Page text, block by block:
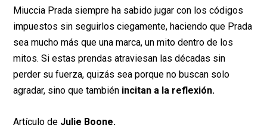
Miuccia Prada siempre ha sabido jugar con los códigos
impuestos sin seguirlos ciegamente, haciendo que Prada
sea mucho más que una marca, un mito dentro de los
mitos. Si estas prendas atraviesan las décadas sin
perder su fuerza, quizás sea porque no buscan solo
agradar, sino que también incitan a la reflexión.
Artículo de Julie Boone.